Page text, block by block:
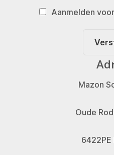
Aanmelden
Mazon
Oude
6422PE